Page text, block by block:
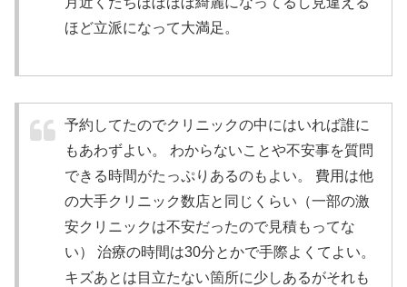
ほど立派になって大満足。
予約してたのでクリニックの中にはいれば誰に
もあわずよい。 わからないことや不安事を質問
できる時間がたっぷりあるのもよい。 費用は他
の大手クリニック数店と同じくらい（一部の激
安クリニックは不安だったので見積もってな
い） 治療の時間は30分とかで手際よくてよい。
キズあとは目立たない箇所に少しあるがそれも